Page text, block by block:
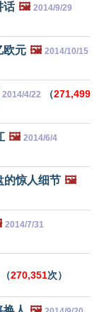
话 🖼️ 2014/9/29
欧元 🖼️ 2014/10/15
2014/4/22 （271,499
🖼️ 2014/6/4
的惊人细节 🖼️
2014/7/31
（270,351次）